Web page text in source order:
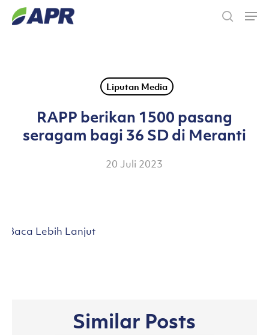
Skip
Liputan Media
RAPP berikan 1500 pasang
seragam bagi 36 SD di Meranti
20 Juli 2023
Baca Lebih Lanjut
Similar Posts